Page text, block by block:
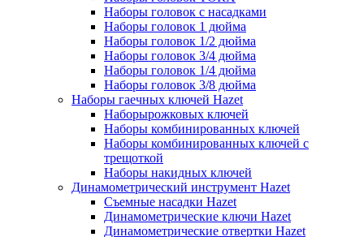
Наборы головок с насадками
Наборы головок 1 дюйма
Наборы головок 1/2 дюйма
Наборы головок 3/4 дюйма
Наборы головок 1/4 дюйма
Наборы головок 3/8 дюйма
Наборы гаечных ключей Hazet
Наборырожковых ключей
Наборы комбинированных ключей
Наборы комбинированных ключей с
трещоткой
Наборы накидных ключей
Динамометрический инструмент Hazet
Съемные насадки Hazet
Динамометрические ключи Hazet
Динамометрические отвертки Hazet